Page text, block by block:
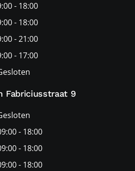
- 18:00
- 18:00
- 21:00
- 17:00
Fabriciusstraat 9
- 18:00
- 18:00
- 18:00